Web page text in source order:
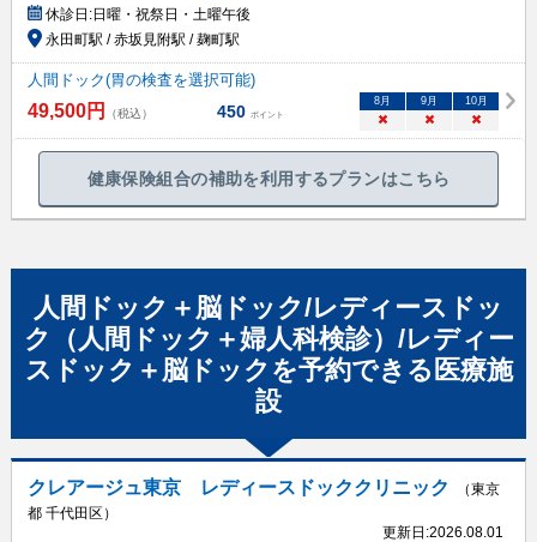
休診日:日曜・祝祭日・土曜午後
永田町駅 / 赤坂見附駅 / 麹町駅
人間ドック(胃の検査を選択可能)
49,500円 （税込） 450 ポイント
8 月 9 月 10月
× × ×
健康保険組合の補助を利用するプランはこちら
人間ドック＋脳ドック/レディースドッ
ク（人間ドック＋婦人科検診）/レディー
スドック＋脳ドック を予約できる 医療施
設
クレアージュ東京 レディースドッククリニック
（東京
都 千代田区）
更新日:2026.08.01